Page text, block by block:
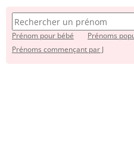
Prénom pour bébé
Prénoms
Prénoms commençant par J